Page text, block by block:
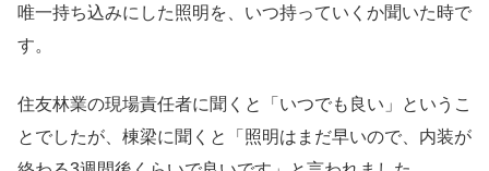
唯一持ち込みにした照明を、いつ持っていくか聞いた時で
す。
住友林業の現場責任者に聞くと「いつでも良い」というこ
とでしたが、棟梁に聞くと「照明はまだ早いので、内装が